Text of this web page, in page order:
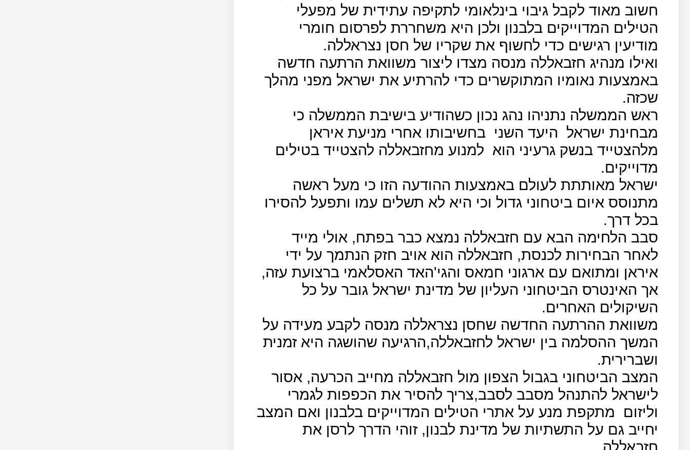
חשוב מאוד לקבל גיבוי בינלאומי לתקיפה עתידית של מפעלי
הטילים המדוייקים בלבנון ולכן היא משחררת לפרסום חומרי
מודיעין רגישים כדי לחשוף את שקריו של חסן נצראללה.
ואילו מנהיג חזבאללה מנסה מצדו ליצור משוואת הרתעה חדשה
באמצעות נאומיו המתוקשרים כדי להרתיע את ישראל מפני מהלך
שכזה.
ראש הממשלה נתניהו נהג נכון כשהודיע בישיבת הממשלה כי
מבחינת ישראל היעד השני בחשיבותו אחרי מניעת איראן
מלהצטייד בנשק גרעיני הוא למנוע מחזבאללה להצטייד בטילים
מדוייקים.
ישראל מאותתת לעולם באמצעות ההודעה הזו כי מעל ראשה
מתנוסס איום ביטחוני גדול וכי היא לא תשלים עמו ותפעל להסירו
בכל דרך.
סבב הלחימה הבא עם חזבאללה נמצא כבר בפתח, אולי מייד
לאחר הבחירות לכנסת, חזבאללה הוא אויב חזק הנתמך על ידי
איראן ומתואם עם ארגוני חמאס והגי'האד האסלאמי ברצועת עזה,
אך האינטרס הביטחוני העליון של מדינת ישראל גובר על כל
השיקולים האחרים.
משוואת ההרתעה החדשה שחסן נצראללה מנסה לקבע מעידה על
המשך ההסלמה בין ישראל לחזבאללה,הרגיעה שהושגה היא זמנית
ושברירית.
המצב הביטחוני בגבול הצפון מול חזבאללה מחייב הכרעה, אסור
לישראל להתנהל מסבב לסבב,צריך להסיר את הכפפות לגמרי
וליזום
מתקפת מנע על אתרי הטילים המדוייקים בלבנון ואם המצב
יחייב גם על התשתיות של מדינת לבנון, זוהי הדרך לרסן את
חזבאללה.